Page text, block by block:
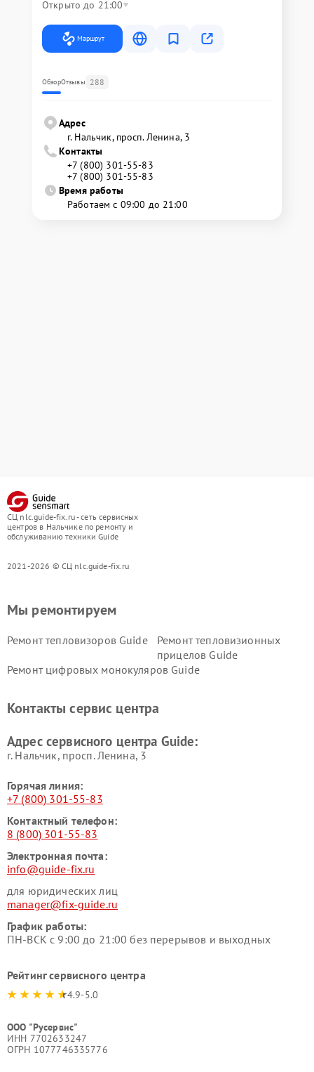
Открыто до 21:00
Маршрут
ОбзорОтзывы 288
Адрес
г. Нальчик, просп. Ленина, 3
Контакты
+7 (800) 301-55-83
+7 (800) 301-55-83
Время работы
Работаем с 09:00 до 21:00
СЦ nlc.guide-fix.ru - сеть сервисных
центров в Нальчике по ремонту и
обслуживанию техники Guide
2021-2026 © СЦ nlc.guide-fix.ru
Мы ремонтируем
Ремонт тепловизоров Guide
Ремонт тепловизионных
прицелов Guide
Ремонт цифровых монокуляров Guide
Контакты сервис центра
Адрес сервисного центра Guide:
г. Нальчик, просп. Ленина, 3
Горячая линия:
+7 (800) 301-55-83
Контактный телефон:
8 (800) 301-55-83
Электронная почта:
info@guide-fix.ru
для юридических лиц
manager@fix-guide.ru
График работы:
ПН-ВСК с 9:00 до 21:00 без перерывов и выходных
Рейтинг сервисного центра
4.9-5.0
ООО "Русервис"
ИНН 7702633247
ОГРН 1077746335776